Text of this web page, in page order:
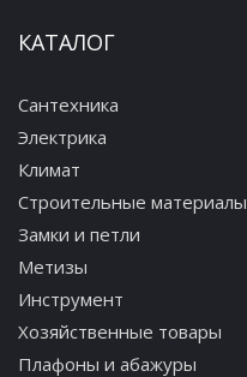
КАТАЛОГ
Сантехника
Электрика
Климат
Строительные материалы
Замки и петли
Метизы
Инструмент
Хозяйственные товары
Плафоны и абажуры